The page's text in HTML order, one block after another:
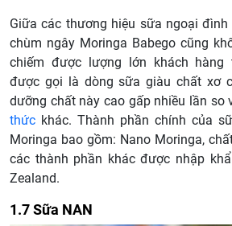
Giữa các thương hiệu sữa ngoại
chùm ngây Moringa Babego cũng
chiếm được lượng lớn khách hàng
được gọi là dòng sữa giàu chất xơ
dưỡng chất này cao gấp nhiều lần so
thức khác. Thành phần chính của
Moringa bao gồm: Nano Moringa,
các thành phần khác được nhập
Zealand.
1.7 Sữa NAN